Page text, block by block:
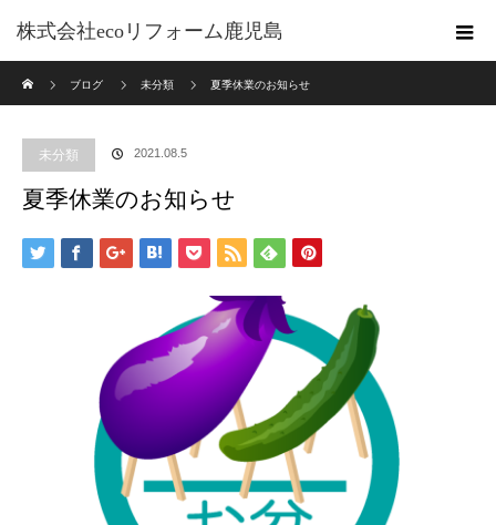
株式会社ecoリフォーム鹿児島
ブログ
未分類 夏季休業のお知らせ
未分類 2021.08.5
夏季休業のお知らせ